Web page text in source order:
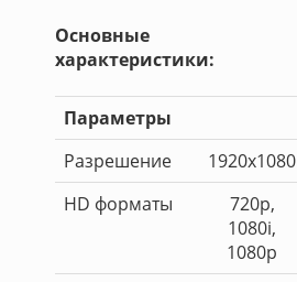
Основные
характеристики:
Параметры
Разрешение
1920x1080
HD форматы
720p,
1080i,
1080p